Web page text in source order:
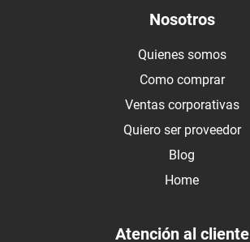
Nosotros
Quienes somos
Como comprar
Ventas corporativas
Quiero ser proveedor
Blog
Home
Atención al cliente